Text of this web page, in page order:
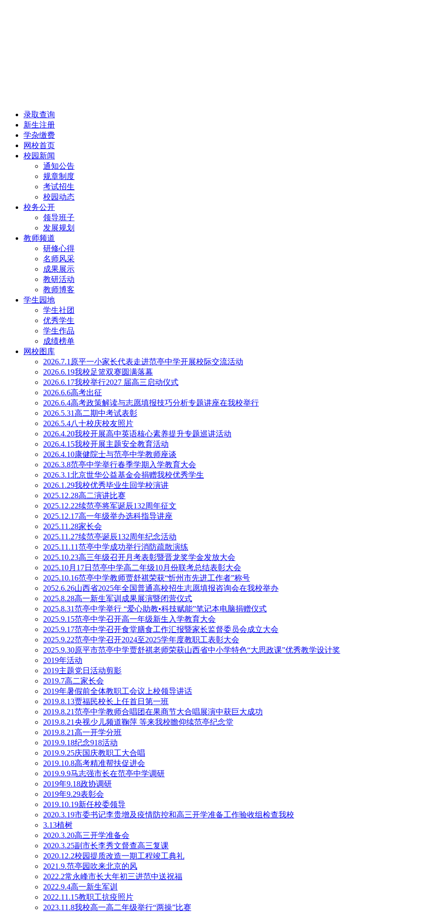
录取查询
新生注册
学杂缴费
网校首页
校园新闻
通知公告
规章制度
考试招生
校园动态
校务公开
领导班子
发展规划
教师频道
研修心得
名师风采
成果展示
教研活动
教师博客
学生园地
学生社团
优秀学生
学生作品
成绩榜单
网校图库
2026.7.1原平一小家长代表走进范亭中学开展校际交流活动
2026.6.19我校足篮双赛圆满落幕
2026.6.17我校举行2027 届高三启动仪式
2026.6.6高考出征
2026.6.4高考政策解读与志愿填报技巧分析专题讲座在我校举行
2026.5.31高二期中考试表彰
2026.5.4八十校庆校友照片
2026.4.20我校开展高中英语核心素养提升专题巡讲活动
2026.4.15我校开展主题安全教育活动
2026.4.10康健院士与范亭中学教师座谈
2026.3.8范亭中学举行春季学期入学教育大会
2026.3.1北京世华公益基金会捐赠我校优秀学生
2026.1.29我校优秀毕业生回学校演讲
2025.12.28高二演讲比赛
2025.12.22续范亭将军诞辰132周年征文
2025.12.17高一年级举办选科指导讲座
2025.11.28家长会
2025.11.27续范亭诞辰132周年纪念活动
2025.11.11范亭中学成功举行消防疏散演练
2025.10.23高三年级召开月考表彰暨晋龙奖学金发放大会
2025.10月17日范亭中学高二年级10月份联考总结表彰大会
2025.10.16范亭中学教师贾舒祺荣获“忻州市先进工作者”称号
2052.6.26山西省2025年全国普通高校招生志愿填报咨询会在我校举办
2025.8.28高一新生军训成果展演暨闭营仪式
2025.8.31范亭中学举行 “爱心助教•科技赋能”笔记本电脑捐赠仪式
2025.9.15范亭中学召开高一年级新生入学教育大会
2025.9.17范亭中学召开食堂膳食工作汇报暨家长监督委员会成立大会
2025.9.22范亭中学召开2024至2025学年度教职工表彰大会
2025.9.30原平市范亭中学贾舒祺老师荣获山西省中小学特色“大思政课”优秀教学设计奖
2019年活动
2019主题党日活动剪影
2019.7高二家长会
2019年暑假前全体教职工会议上校领导讲话
2019.8.13贾福民校长上任首日第一班
2019.8.21范亭中学教师合唱团在果商节大合唱展演中获巨大成功
2019.8.21央视少儿频道鞠萍 等来我校瞻仰续范亭纪念堂
2019.8.21高一开学分班
2019.9.18纪念918活动
2019.9.25庆国庆教职工大合唱
2019.10.8高考精准帮扶促进会
2019.9.9马志强市长在范亭中学调研
2019年9.18政协调研
2019年9.29表彰会
2019.10.19新任校委领导
2020.3.19市委书记李贵增及疫情防控和高三开学准备工作验收组检查我校
3.13植树
2020.3.20高三开学准备会
2020.3.25副市长李秀文督查高三复课
2020.12.2校园提质改造一期工程竣工典礼
2021.9.范亭园吹来北京的风
2022.2常永峰市长大年初三进范中送祝福
2022.9.4高一新生军训
2022.11.15教职工抗疫照片
2023.11.8我校高一高二年级举行“两操”比赛